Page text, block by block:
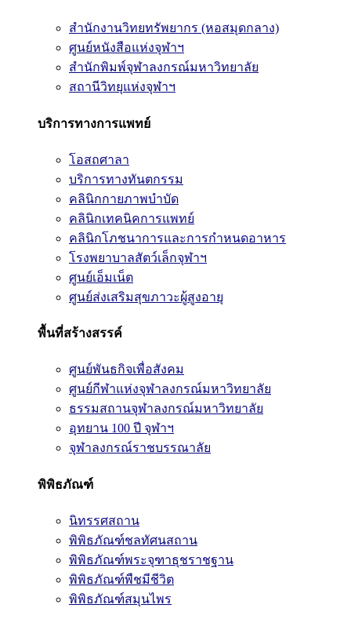
สำนักงานวิทยทรัพยากร (หอสมุดกลาง)
ศูนย์หนังสือแห่งจุฬาฯ
สำนักพิมพ์จุฬาลงกรณ์มหาวิทยาลัย
สถานีวิทยุแห่งจุฬาฯ
บริการทางการแพทย์
โอสถศาลา
บริการทางทันตกรรม
คลินิกกายภาพบำบัด
คลินิกเทคนิคการแพทย์
คลินิกโภชนาการและการกำหนดอาหาร
โรงพยาบาลสัตว์เล็กจุฬาฯ
ศูนย์เอ็มเน็ต
ศูนย์ส่งเสริมสุขภาวะผู้สูงอายุ
พื้นที่สร้างสรรค์
ศูนย์พันธกิจเพื่อสังคม
ศูนย์กีฬาแห่งจุฬาลงกรณ์มหาวิทยาลัย
ธรรมสถานจุฬาลงกรณ์มหาวิทยาลัย
อุทยาน 100 ปี จุฬาฯ
จุฬาลงกรณ์ราชบรรณาลัย
พิพิธภัณฑ์
นิทรรศสถาน
พิพิธภัณฑ์ชลทัศนสถาน
พิพิธภัณฑ์พระจุฑาธุชราชฐาน
พิพิธภัณฑ์พืชมีชีวิต
พิพิธภัณฑ์สมุนไพร